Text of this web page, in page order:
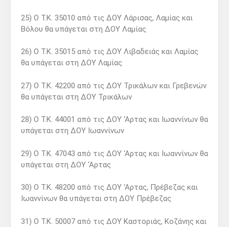
25) Ο Τ.Κ. 35010 από τις ΔΟΥ Λάρισας, Λαμίας και
Βόλου θα υπάγεται στη ΔΟΥ Λαμίας
26) Ο Τ.Κ. 35015 από τις ΔΟΥ Λιβαδειάς και Λαμίας
θα υπάγεται στη ΔΟΥ Λαμίας
27) Ο Τ.Κ. 42200 από τις ΔΟΥ Τρικάλων και Γρεβενών
θα υπάγεται στη ΔΟΥ Τρικάλων
28) Ο Τ.Κ. 44001 από τις ΔΟΥ ‘Αρτας και Ιωαννίνων θα
υπάγεται στη ΔΟΥ Ιωαννίνων
29) Ο Τ.Κ. 47043 από τις ΔΟΥ ‘Αρτας και Ιωαννίνων θα
υπάγεται στη ΔΟΥ ‘Αρτας
30) Ο Τ.Κ. 48200 από τις ΔΟΥ ‘Αρτας, Πρέβεζας και
Ιωαννίνων θα υπάγεται στη ΔΟΥ Πρέβεζας
31) Ο Τ.Κ. 50007 από τις ΔΟΥ Καστοριάς, Κοζάνης και